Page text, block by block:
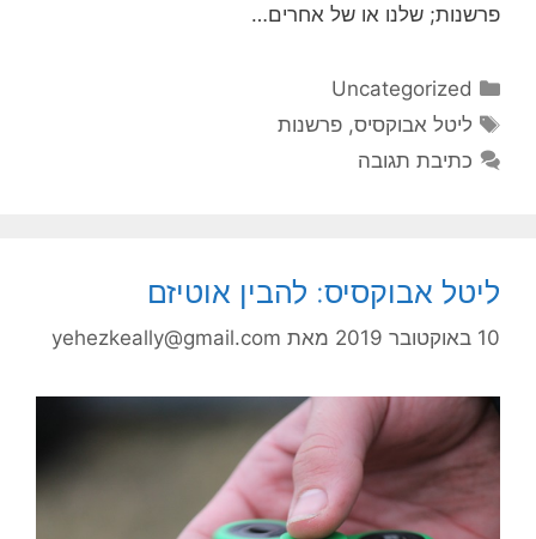
פרשנות; שלנו או של אחרים…
קטגוריות
Uncategorized
תגיות
ליטל אבוקסיס,פרשנות
כתיבת תגובה
ליטל אבוקסיס: להבין אוטיזם
10 באוקטובר 2019 מאת yehezkeally@gmail.com